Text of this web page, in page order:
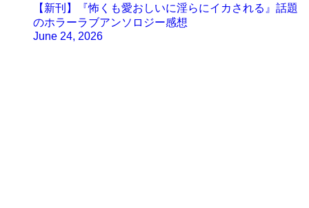
【新刊】『怖くも愛おしいに淫らにイカされる』話題
のホラーラブアンソロジー感想
June 24, 2026